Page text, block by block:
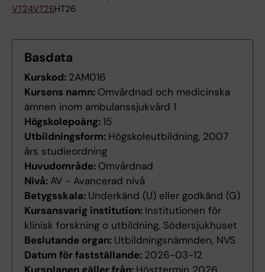
VT24VT26HT26
Basdata
Kurskod: 2AM016
Kursens namn: Omvårdnad och medicinska
ämnen inom ambulanssjukvård 1
Högskolepoäng:15
Utbildningsform: Högskoleutbildning, 2007
års studieordning
Huvudområde: Omvårdnad
Nivå: AV - Avancerad nivå
Betygsskala: Underkänd (U) eller godkänd (G)
Kursansvarig institution: Institutionen för
klinisk forskning o utbildning, Södersjukhuset
Beslutande organ: Utbildningsnämnden, NVS
Datum för fastställande: 2026-03-12